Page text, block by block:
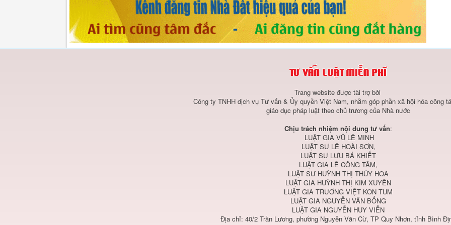
Trang website được tài trợ bởi
Công ty TNHH dịch vụ Tư vấn & Ủy quyền Việt Nam, nhằm góp phần xã hội hóa công
giáo dục pháp luật theo chủ trương của Nhà nước
Chịu trách nhiệm nội dung tư vấn:
LUẬT GIA VŨ LÊ MINH
LUẬT SƯ LÊ HOÀI SƠN,
LUẬT SƯ LƯU BÁ KHIẾT
LUẬT GIA LÊ CÔNG TÂM,
LUẬT SƯ HUỲNH THỊ THÚY HOA
LUẬT GIA HUỲNH THỊ KIM XUYÊN
LUẬT GIA TRƯƠNG VIỆT KON TUM
LUẬT GIA NGUYỄN VĂN BỔNG
LUẬT GIA NGUYỄN HUY VIỄN
Địa chỉ: 40/2 Trần Lương, phường Nguyễn Văn Cừ, TP Quy Nhơn, tỉnh Bình